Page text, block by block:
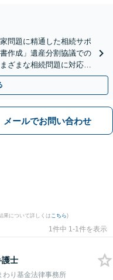
問題に精通した相続サポ
作成」遺産分割協議での
ざまな相続問題に対応し
心の相談」
メールでお問い合わせ
果について詳しくは こちら)
1件中 1-1件を表示
護士
わり基金法律事務所